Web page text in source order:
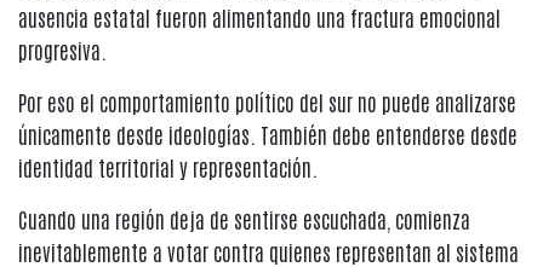
ausencia estatal fueron alimentando una fractura emocional
progresiva.
Por eso el comportamiento político del sur no puede analizarse
únicamente desde ideologías. También debe entenderse desde
identidad territorial y representación.
Cuando una región deja de sentirse escuchada, comienza
inevitablemente a votar contra quienes representan al sistema